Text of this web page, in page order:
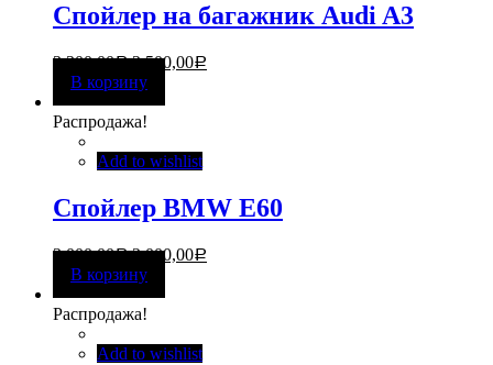
Спойлер на багажник Audi A3
3 300,00Р 2 500,00Р
В корзину
Распродажа!
Add to wishlist
Спойлер BMW E60
3 000,00Р 2 000,00Р
В корзину
Распродажа!
Add to wishlist